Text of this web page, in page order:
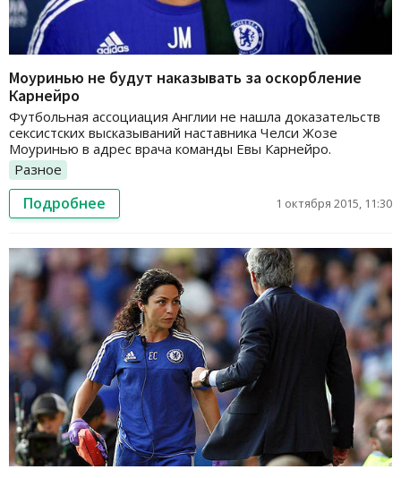
Моуринью не будут наказывать за оскорбление
Карнейро
Футбольная ассоциация Англии не нашла доказательств
сексистских высказываний наставника Челси Жозе
Моуринью в адрес врача команды Евы Карнейро.
Разное
Подробнее 1 октября 2015, 11:30